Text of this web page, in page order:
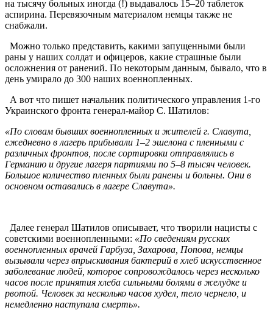
на тысячу больных иногда (!) выдавалось 15–20 таблеток
аспирина. Перевязочным материалом немцы также не
снабжали.
Можно только представить, какими запущенными были
раны у наших солдат и офицеров, какие страшные были
осложнения от ранений. По некоторым данным, бывало, что в
день умирало до 300 наших военнопленных.
А вот что пишет начальник политического управления 1-го
Украинского фронта генерал-майор С. Шатилов:
«По словам бывших военнопленных и жителей г. Славута,
ежедневно в лагерь прибывали 1–2 эшелона с пленными с
различных фронтов, после сортировки отправлялись в
Германию и другие лагеря партиями по 5–8 тысяч человек.
Большое количество пленных были ранены и больны. Они в
основном оставались в лагере Славута».
Далее генерал Шатилов описывает, что творили нацисты с
советскими военнопленными: «По сведениям русских
военнопленных врачей Гарбуза, Захарова, Попова, немцы
вызывали через впрыскивания бактерий в хлеб искусственное
заболевание людей, которое сопровождалось через несколько
часов после принятия хлеба сильными болями в желудке и
рвотой. Человек за несколько часов худел, тело чернело, и
немедленно наступала смерть».